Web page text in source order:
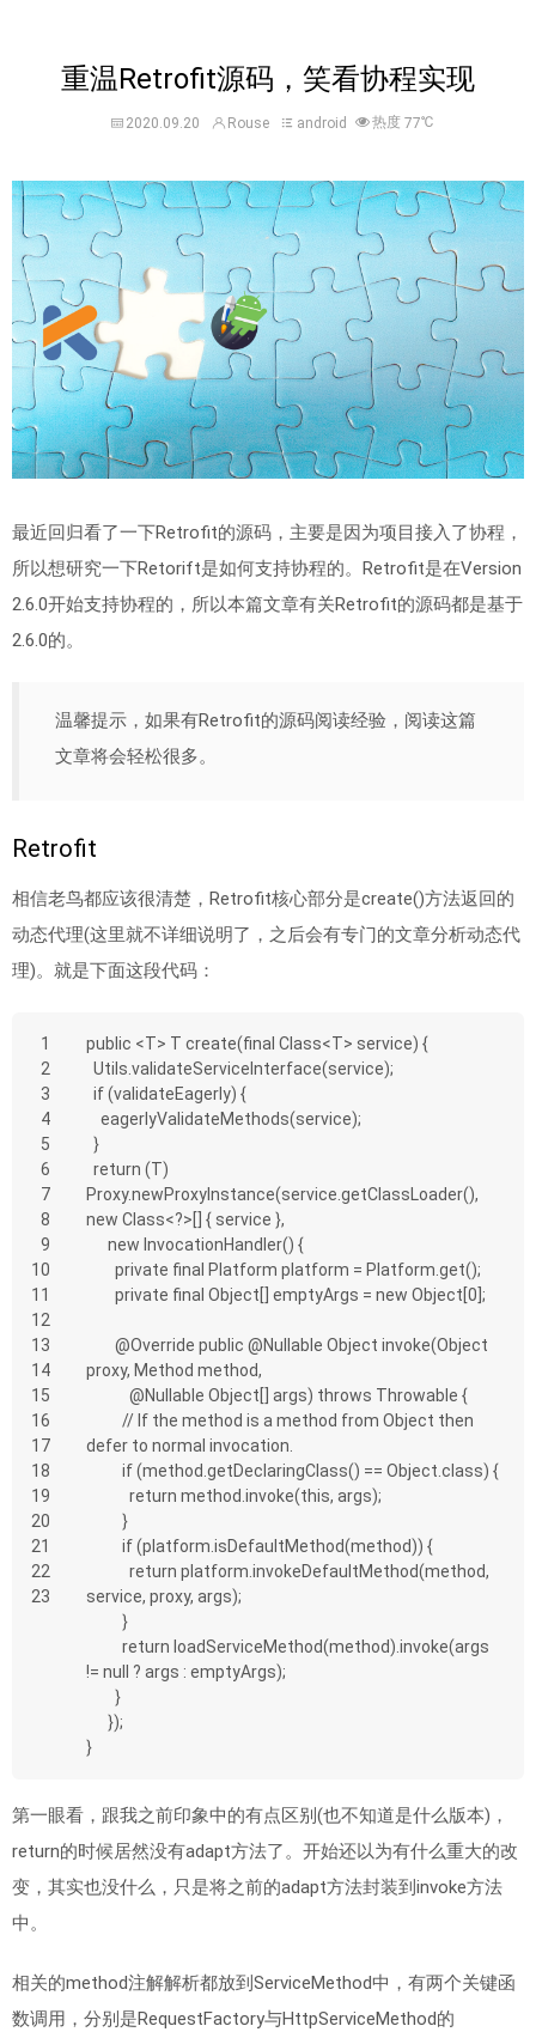
重温Retrofit源码，笑看协程实现
2020.09.20 Rouse android 热度 77℃
最近回归看了一下Retrofit的源码，主要是因为项目接入了协程，
所以想研究一下Retorift是如何支持协程的。Retrofit是在Version
2.6.0开始支持协程的，所以本篇文章有关Retrofit的源码都是基于
2.6.0的。
温馨提示，如果有Retrofit的源码阅读经验，阅读这篇
文章将会轻松很多。
Retrofit
相信老鸟都应该很清楚，Retrofit核心部分是create()方法返回的
动态代理(这里就不详细说明了，之后会有专门的文章分析动态代
理)。就是下面这段代码：
1
2
3
4
5
6
7
8
9
10
11
12
13
14
15
16
17
18
19
20
21
22
23
public <T> T create(final Class<T> service) {
  Utils.validateServiceInterface(service);
  if (validateEagerly) {
    eagerlyValidateMethods(service);
  }
Proxy.newProxyInstance(service.getClassLoader(),
new Class<?>[] { service },
      new InvocationHandler() {
        private final Platform platform = Platform.get();
        private final Object[] emptyArgs = new Object[0];
proxy, Method method,
            @Nullable Object[] args) throws Throwable {
defer to normal invocation.
          if (method.getDeclaringClass() == Object.class) {
            return method.invoke(this, args);
          }
          if (platform.isDefaultMethod(method)) {
service, proxy, args);
          }
!= null ? args : emptyArgs);
        }
      });
}
第一眼看，跟我之前印象中的有点区别(也不知道是什么版本)，
return的时候居然没有adapt方法了。开始还以为有什么重大的改
变，其实也没什么，只是将之前的adapt方法封装到invoke方法
中。
相关的method注解解析都放到ServiceMethod中，有两个关键函
数调用，分别是RequestFactory与HttpServiceMethod的